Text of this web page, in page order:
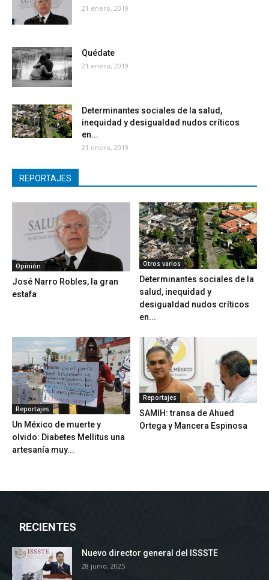
21 enero, 2019
Quédate
21 enero, 2019
Determinantes sociales de la salud,
inequidad y desigualdad nudos críticos
en...
21 enero, 2019
REPORTAJES
Opinión
José Narro Robles, la gran
estafa
Otros varios
Determinantes sociales de la
salud, inequidad y
desigualdad nudos críticos
en...
Reportajes
Un México de muerte y
olvido: Diabetes Mellitus una
artesanía muy...
Reportajes
SAMIH: transa de Ahued
Ortega y Mancera Espinosa
RECIENTES
Nuevo director general del ISSSTE
28 junio, 2025